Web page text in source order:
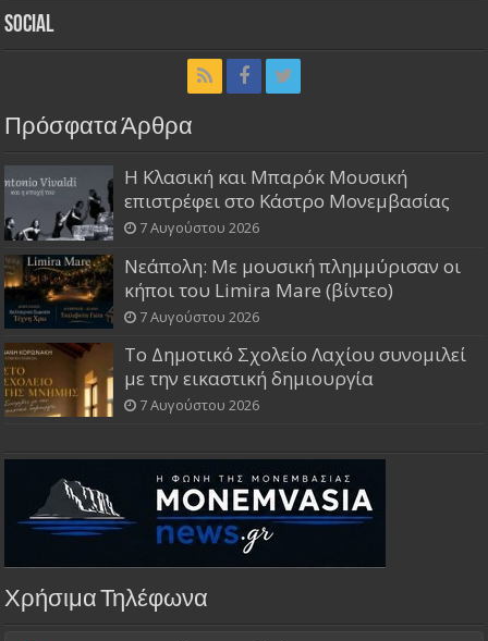
Social
Πρόσφατα Άρθρα
Η Κλασική και Μπαρόκ Μουσική
επιστρέφει στο Κάστρο Μονεμβασίας
7 Αυγούστου 2026
Νεάπολη: Με μουσική πλημμύρισαν οι
κήποι του Limira Mare (βίντεο)
7 Αυγούστου 2026
Το Δημοτικό Σχολείο Λαχίου συνομιλεί
με την εικαστική δημιουργία
7 Αυγούστου 2026
Χρήσιμα Τηλέφωνα